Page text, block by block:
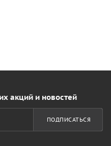
акций и новостей
ПОДПИСАТЬСЯ